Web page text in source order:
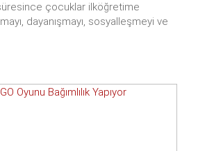
çocuklar ilköğretime
dayanışmayı, sosyalleşmeyi ve